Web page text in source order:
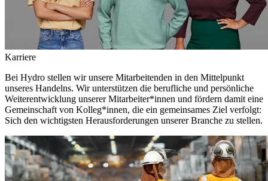
Karriere
Bei Hydro stellen wir unsere Mitarbeitenden in den Mittelpunkt
unseres Handelns. Wir unterstützen die berufliche und persönliche
Weiterentwicklung unserer Mitarbeiter*innen und fördern damit eine
Gemeinschaft von Kolleg*innen, die ein gemeinsames Ziel verfolgt:
Sich den wichtigsten Herausforderungen unserer Branche zu stellen.